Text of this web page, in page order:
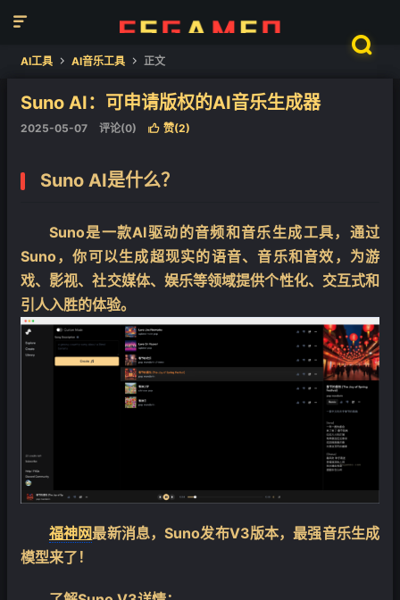


AI工具  AI音乐工具  正文
Suno AI：可申请版权的AI音乐生成器
2025-05-07 评论(0)  赞(2)
Suno AI是什么？
Suno是一款AI驱动的音频和音乐生成工具，通过
Suno，你可以生成超现实的语音、音乐和音效，为游
戏、影视、社交媒体、娱乐等领域提供个性化、交互式和
引人入胜的体验。
福神网最新消息，Suno发布V3版本，最强音乐生成
模型来了！